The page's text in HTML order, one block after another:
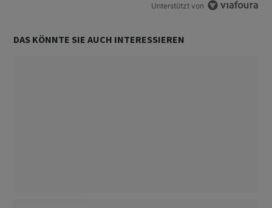
Unterstützt von
DAS KÖNNTE SIE AUCH INTERESSIEREN